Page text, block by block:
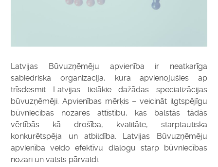
Latvijas Būvuzņēmēju apvienība ir neatkarīga
sabiedriska organizācija, kurā apvienojušies ap
trīsdesmit Latvijas lielākie dažādas specializācijas
būvuzņēmēji. Apvienības mērķis – veicināt ilgtspējīgu
būvniecības nozares attīstību, kas balstās tādās
vērtībās kā drošība, kvalitāte, starptautiska
konkurētspēja un atbildība. Latvijas Būvuzņēmēju
apvienība veido efektīvu dialogu starp būvniecības
nozari un valsts pārvaldi.